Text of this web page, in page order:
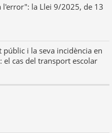
l'error": la Llei 9/2025, de 13
i la seva incidència en
el cas del transport escolar